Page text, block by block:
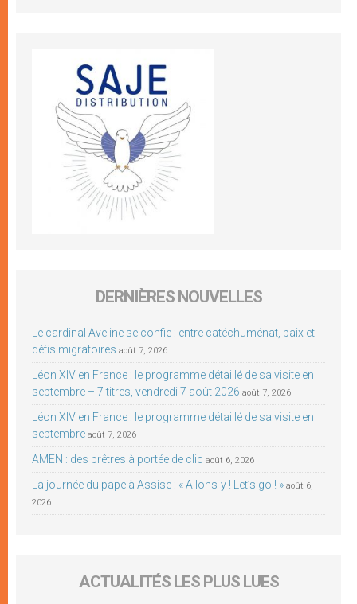
DERNIÈRES NOUVELLES
Le cardinal Aveline se confie : entre catéchuménat, paix et
défis migratoires août 7, 2026
Léon XIV en France : le programme détaillé de sa visite en
septembre – 7 titres, vendredi 7 août 2026 août 7, 2026
Léon XIV en France : le programme détaillé de sa visite en
septembre août 7, 2026
AMEN : des prêtres à portée de clic août 6, 2026
La journée du pape à Assise : « Allons-y ! Let’s go ! » août 6,
2026
ACTUALITÉS LES PLUS LUES